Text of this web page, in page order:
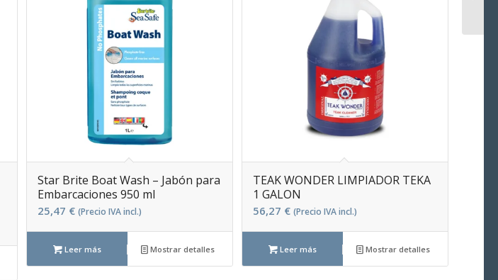
Star Brite Boat Wash – Jabón para
Embarcaciones 950 ml
25,47 € (Precio IVA incl.)
Leer más Mostrar detalles
TEAK WONDER LIMPIADOR TEKA
1 GALON
56,27 € (Precio IVA incl.)
Leer más Mostrar detalles